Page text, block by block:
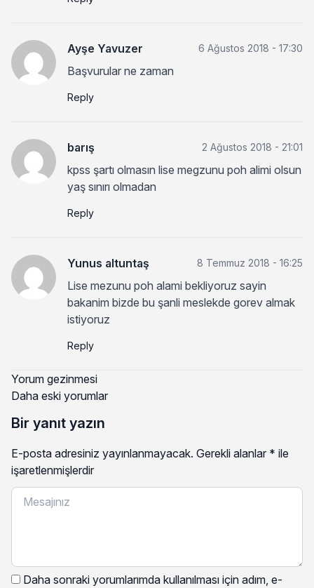
Ayşe Yavuzer 6 Ağustos 2018 - 17:30
Başvurular ne zaman
Reply
barış 2 Ağustos 2018 - 21:01
kpss şartı olmasın lise megzunu poh alimi olsun
yaş sınırı olmadan
Reply
Yunus altuntaş 8 Temmuz 2018 - 16:25
Lise mezunu poh alami bekliyoruz sayin
bakanim bizde bu şanli meslekde gorev almak
istiyoruz
Reply
Yorum gezinmesi
Daha eski yorumlar
Bir yanıt yazın
E-posta adresiniz yayınlanmayacak. Gerekli alanlar * ile
işaretlenmişlerdir
Daha sonraki yorumlarımda kullanılması için adım, e-